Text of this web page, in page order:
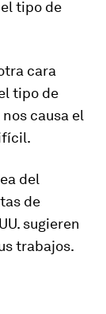
tipo de
cara
tipo de
nos causa el
del
de
sugieren
trabajos.